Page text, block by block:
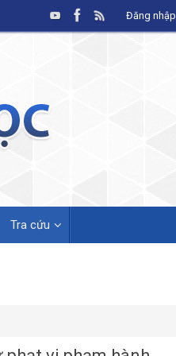
Đăng nhập
Tra cứu